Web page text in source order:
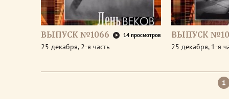
ВЫПУСК №1066 14 просмотров
25 декабря, 2-я часть
ВЫПУСК
25 декабря, 1-я
1